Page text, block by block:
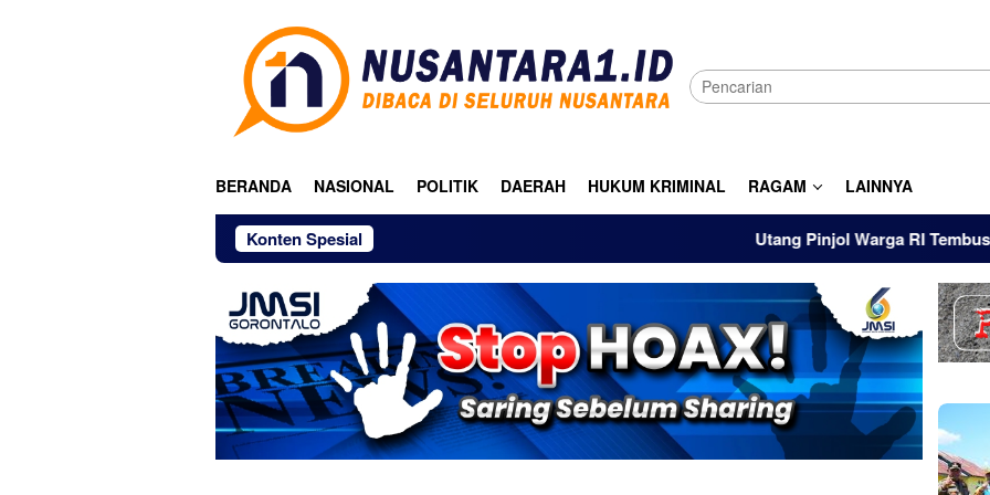
BERANDA NASIONAL POLITIK DAERAH HUKUM KRIMINAL RAGAM LAINNYA
Konten Spesial Utang Pinjol Warga RI Tembus Rp105